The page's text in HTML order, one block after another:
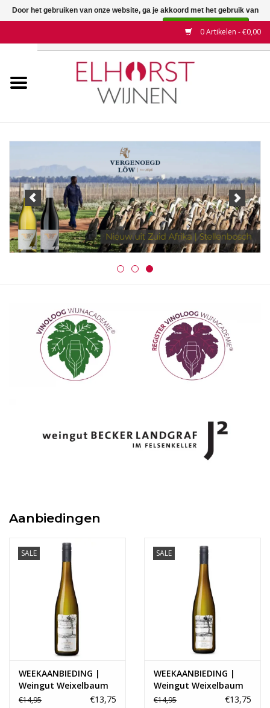
0 Artikelen - €0,00
Wijnen
Druif
Wijnaanbiedingen
Aanbiedingen
SALE
WEEKAANBIEDING |
Weingut Weixelbaum
Strass Grüner Veltliner
€14,95 €13,75
SALE
WEEKAANBIEDING |
Weingut Weixelbaum
Strass Riesling
€14,95 €13,75
Door het gebruiken van onze website, ga je akkoord met het gebruik van